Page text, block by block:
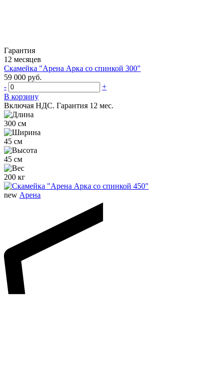
Гарантия
12 месяцев
Скамейка "Арена Арка со спинкой 300"
59 000 руб.
-
+
В корзину
Включая НДС. Гарантия 12 мес.
300 см
45 см
45 см
200 кг
new Арена